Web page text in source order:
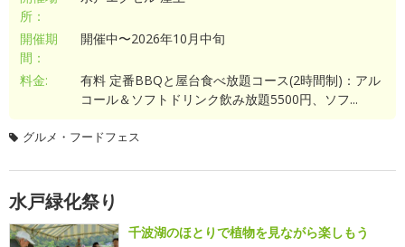
所：
開催期
間：
開催中〜2026年10月中旬
料金:
有料 定番BBQと屋台食べ放題コース(2時間制)：アル
コール＆ソフトドリンク飲み放題5500円、ソフ...
グルメ・フードフェス
水戸緑化祭り
千波湖のほとりで植物を見ながら楽しもう